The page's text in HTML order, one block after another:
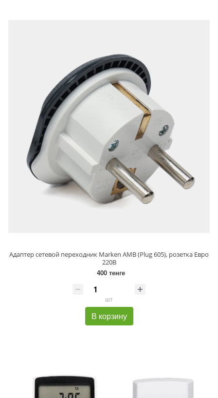
Адаптер сетевой переходник Marken AMB (Plug 605), розетка Евро
220В
400 тенге
шт
В корзину